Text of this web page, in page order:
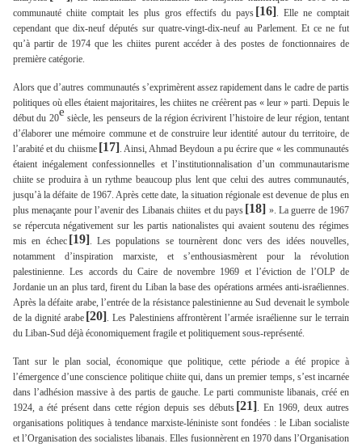
communauté chiite comptait les plus gros effectifs du pays [16]. Elle ne comptait
cependant que dix-neuf députés sur quatre-vingt-dix-neuf au Parlement. Et ce ne fut
qu’à partir de 1974 que les chiites purent accéder à des postes de fonctionnaires de
première catégorie.
Alors que d’autres communautés s’exprimèrent assez rapidement dans le cadre de partis
politiques où elles étaient majoritaires, les chiites ne créèrent pas « leur » parti. Depuis le
début du 20
e
siècle, les penseurs de la région écrivirent l’histoire de leur région, tentant
d’élaborer une mémoire commune et de construire leur identité autour du territoire, de
l’arabité et du chiisme [17]. Ainsi, Ahmad Beydoun a pu écrire que « les communautés
étaient inégalement confessionnelles et l’institutionnalisation d’un communautarisme
chiite se produira à un rythme beaucoup plus lent que celui des autres communautés,
jusqu’à la défaite de 1967. Après cette date, la situation régionale est devenue de plus en
plus menaçante pour l’avenir des Libanais chiites et du pays [18] ». La guerre de 1967
se répercuta négativement sur les partis nationalistes qui avaient soutenu des régimes
mis en échec [19]. Les populations se tournèrent donc vers des idées nouvelles,
notamment d’inspiration marxiste, et s’enthousiasmèrent pour la révolution
palestinienne. Les accords du Caire de novembre 1969 et l’éviction de l’OLP de
Jordanie un an plus tard, firent du Liban la base des opérations armées anti-israéliennes.
Après la défaite arabe, l’entrée de la résistance palestinienne au Sud devenait le symbole
de la dignité arabe [20]. Les Palestiniens affrontèrent l’armée israélienne sur le terrain
du Liban-Sud déjà économiquement fragile et politiquement sous-représenté.
Tant sur le plan social, économique que politique, cette période a été propice à
l’émergence d’une conscience politique chiite qui, dans un premier temps, s’est incarnée
dans l’adhésion massive à des partis de gauche. Le parti communiste libanais, créé en
1924, a été présent dans cette région depuis ses débuts [21]. En 1969, deux autres
organisations politiques à tendance marxiste-léniniste sont fondées : le Liban socialiste
et l’Organisation des socialistes libanais. Elles fusionnèrent en 1970 dans l’Organisation